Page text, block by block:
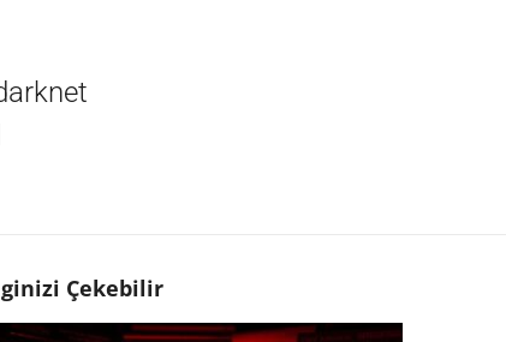
Çekebilir